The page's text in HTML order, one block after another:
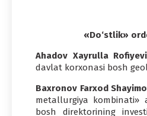
«Do‘stlik»
Ahadov Xayrulla
davlat korxonasi bosh
Baxronov Farxod
metallurgiya kombinati»
bosh direktorining